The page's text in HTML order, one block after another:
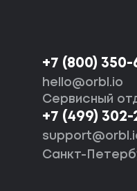
+7 (800) 350-
hello@orbl.io
+7 (499) 302-
Сервисный
Санкт-